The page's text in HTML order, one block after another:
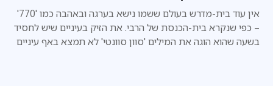
אין עוד בית-מדרש בעולם ששמו נישא בערגה ובאהבה כמו '770'
– כפי שנקרא בית-הכנסת של הרבי. את הזיק בעיניים שיש לחסיד
בשעה שהוא הוגה את המילים 'סוון סוונטי' לא תמצא באף עיניים